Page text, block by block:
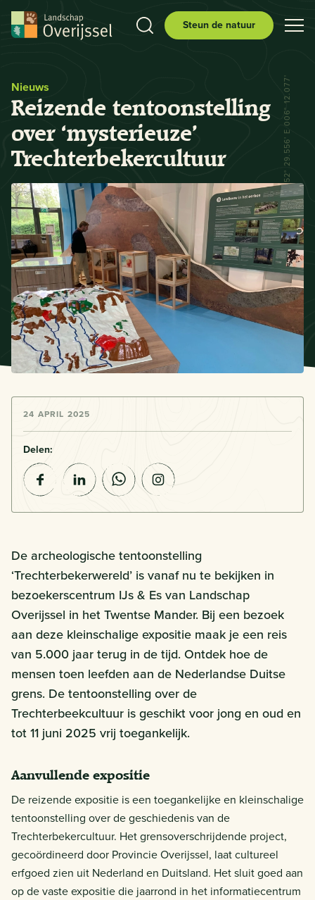
Steun de natuur
Nieuws
Reizende tentoonstelling
over ‘mysterieuze’
Trechterbekercultuur
N 52° 29.556' E 006° 12.077'
24 APRIL 2025
Delen:
De archeologische tentoonstelling
‘Trechterbekerwereld’ is vanaf nu te bekijken in
bezoekerscentrum IJs & Es van Landschap
Overijssel in het Twentse Mander. Bij een bezoek
aan deze kleinschalige expositie maak je een reis
van 5.000 jaar terug in de tijd. Ontdek hoe de
mensen toen leefden aan de Nederlandse Duitse
grens. De tentoonstelling over de
Trechterbeekcultuur is geschikt voor jong en oud en
tot 11 juni 2025 vrij toegankelijk.
Aanvullende expositie
De reizende expositie is een toegankelijke en kleinschalige
tentoonstelling over de geschiedenis van de
Trechterbekercultuur. Het grensoverschrijdende project,
gecoördineerd door Provincie Overijssel, laat cultureel
erfgoed zien uit Nederland en Duitsland. Het sluit goed aan
op de vaste expositie die jaarrond in het informatiecentrum